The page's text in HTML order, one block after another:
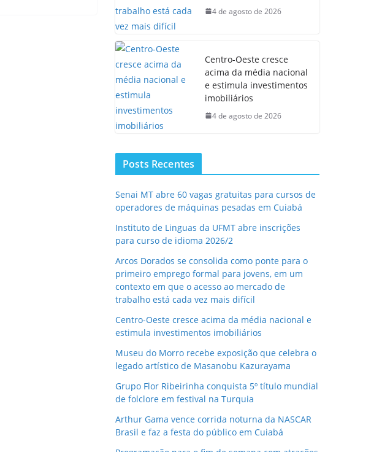
4 de agosto de 2026
Centro-Oeste cresce
acima da média nacional
e estimula investimentos
imobiliários
4 de agosto de 2026
Posts Recentes
Senai MT abre 60 vagas gratuitas para cursos de
operadores de máquinas pesadas em Cuiabá
Instituto de Linguas da UFMT abre inscrições
para curso de idioma 2026/2
Arcos Dorados se consolida como ponte para o
primeiro emprego formal para jovens, em um
contexto em que o acesso ao mercado de
trabalho está cada vez mais difícil
Centro-Oeste cresce acima da média nacional e
estimula investimentos imobiliários
Museu do Morro recebe exposição que celebra o
legado artístico de Masanobu Kazurayama
Grupo Flor Ribeirinha conquista 5º título mundial
de folclore em festival na Turquia
Arthur Gama vence corrida noturna da NASCAR
Brasil e faz a festa do público em Cuiabá